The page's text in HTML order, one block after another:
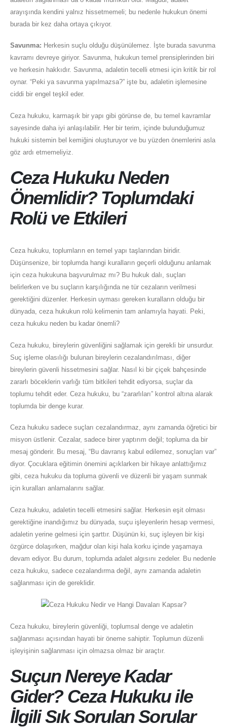
arayışında kendini yalnız hissetmemeli; bu nedenle hukukun önemi
burada bir kez daha ortaya çıkıyor.
Savunma: Herkesin suçlu olduğu düşünülemez. İşte burada savunma
kavramı devreye giriyor. Savunma, hukukun temel prensiplerinden biri
ve herkesin hakkıdır. Savunma, adaletin tecelli etmesi için kritik bir rol
oynar. “Peki ya savunma yapılmazsa?” işte bu, adaletin işlemesine
ciddi bir engel teşkil eder.
Ceza hukuku, karmaşık bir yapı gibi görünse de, bu temel kavramlar
sayesinde daha iyi anlaşılabilir. Her bir terim, içinde bulunduğumuz
hukuki sistemin bel kemiğini oluşturuyor ve bu yüzden önemlerini asla
göz ardı etmemeliyiz.
Ceza Hukuku Neden
Önemlidir? Toplumdaki
Rolü ve Etkileri
Ceza hukuku, toplumların en temel yapı taşlarından biridir.
Düşünsenize, bir toplumda hangi kuralların geçerli olduğunu anlamak
için ceza hukukuna başvurulmaz mı? Bu hukuk dalı, suçları
belirlerken ve bu suçların karşılığında ne tür cezaların verilmesi
gerektiğini düzenler. Herkesin uyması gereken kuralların olduğu bir
dünyada, ceza hukukun rolü kelimenin tam anlamıyla hayati. Peki,
ceza hukuku neden bu kadar önemli?
Ceza hukuku, bireylerin güvenliğini sağlamak için gerekli bir unsurdur.
Suç işleme olasılığı bulunan bireylerin cezalandırılması, diğer
bireylerin güvenli hissetmesini sağlar. Nasıl ki bir çiçek bahçesinde
zararlı böceklerin varlığı tüm bitkileri tehdit ediyorsa, suçlar da
toplumu tehdit eder. Ceza hukuku, bu “zararlıları” kontrol altına alarak
toplumda bir denge kurar.
Ceza hukuku sadece suçları cezalandırmaz, aynı zamanda öğretici bir
misyon üstlenir. Cezalar, sadece birer yaptırım değil; topluma da bir
mesaj gönderir. Bu mesaj, “Bu davranış kabul edilemez, sonuçları var”
diyor. Çocuklara eğitimin önemini açıklarken bir hikaye anlattığımız
gibi, ceza hukuku da topluma güvenli ve düzenli bir yaşam sunmak
için kuralları anlamalarını sağlar.
Ceza hukuku, adaletin tecelli etmesini sağlar. Herkesin eşit olması
gerektiğine inandığımız bu dünyada, suçu işleyenlerin hesap vermesi,
adaletin yerine gelmesi için şarttır. Düşünün ki, suç işleyen bir kişi
özgürce dolaşırken, mağdur olan kişi hala korku içinde yaşamaya
devam ediyor. Bu durum, toplumda adalet algısını zedeler. Bu nedenle
ceza hukuku, sadece cezalandırma değil, aynı zamanda adaletin
sağlanması için de gereklidir.
Ceza hukuku, bireylerin güvenliği, toplumsal denge ve adaletin
sağlanması açısından hayati bir öneme sahiptir. Toplumun düzenli
işleyişinin sağlanması için olmazsa olmaz bir araçtır.
Suçun Nereye Kadar
Gider? Ceza Hukuku ile
İlgili Sık Sorulan Sorular